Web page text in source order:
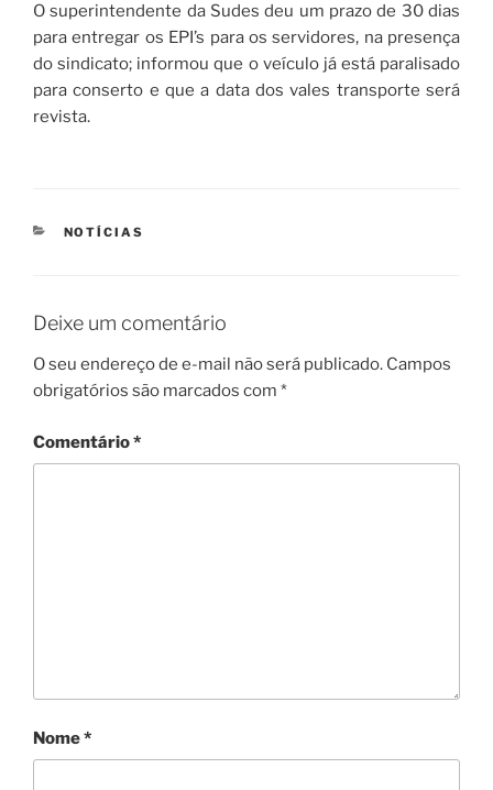
O superintendente da Sudes deu um prazo de 30 dias
para entregar os EPI’s para os servidores, na presença
do sindicato; informou que o veículo já está paralisado
para conserto e que a data dos vales transporte será
revista.
CATEGORIAS
NOTÍCIAS
Deixe um comentário
O seu endereço de e-mail não será publicado. Campos
obrigatórios são marcados com *
Comentário*
Nome*